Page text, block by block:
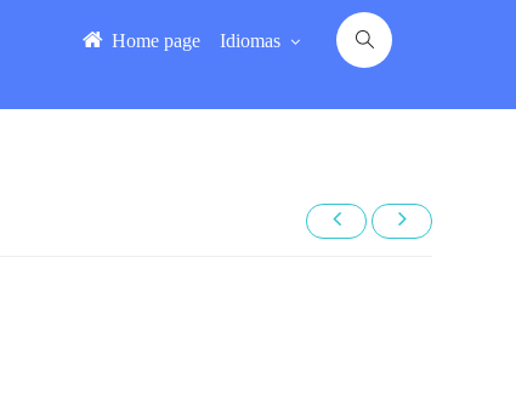
Home page Idiomas